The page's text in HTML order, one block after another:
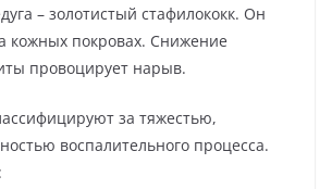
– золотистый стафилококк. Он
кожных покровах. Снижение
провоцирует нарыв.
за тяжестью,
воспалительного процесса.